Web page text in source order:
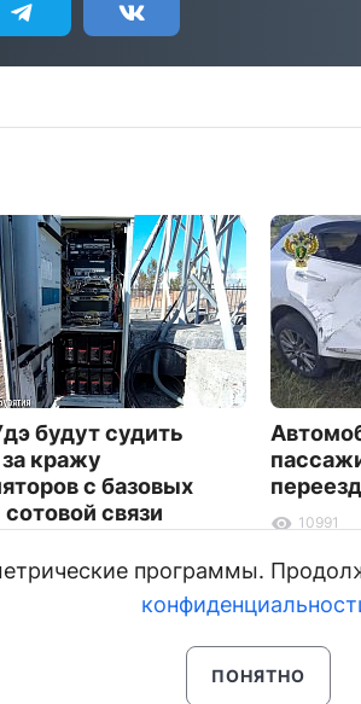
будут судить
кражу
с базовых
связи
10991
программы.
ПОНЯТНО